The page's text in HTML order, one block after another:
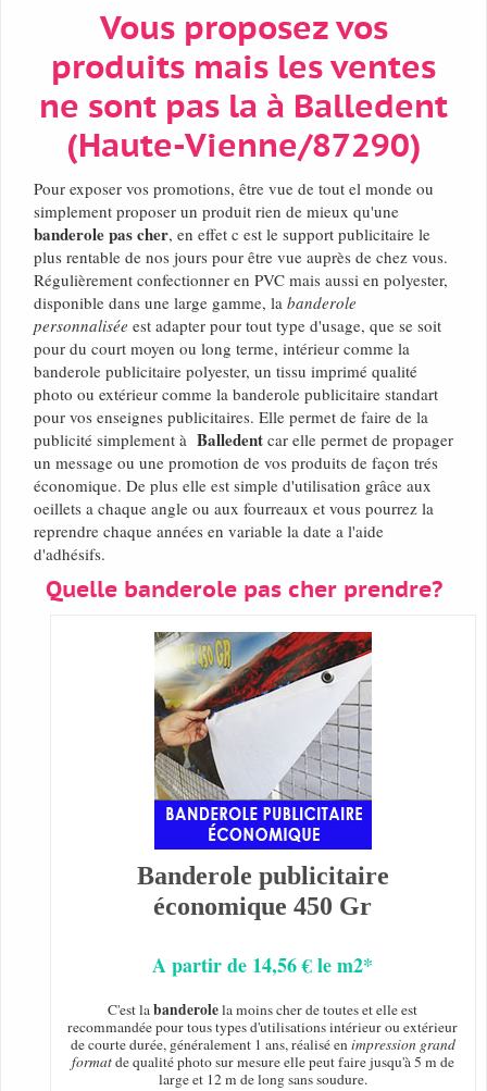
Vous proposez vos
produits mais les ventes
ne sont pas la à Balledent
(Haute-Vienne/87290)
Pour exposer vos promotions, être vue de tout el monde ou
simplement proposer un produit rien de mieux qu'une
banderole pas cher, en effet c est le support publicitaire le
plus rentable de nos jours pour être vue auprès de chez vous.
Régulièrement confectionner en PVC mais aussi en polyester,
disponible dans une large gamme, la banderole
personnalisée est adapter pour tout type d'usage, que se soit
pour du court moyen ou long terme, intérieur comme la
banderole publicitaire polyester, un tissu imprimé qualité
photo ou extérieur comme la banderole publicitaire standart
pour vos enseignes publicitaires. Elle permet de faire de la
publicité simplement à Balledent car elle permet de propager
un message ou une promotion de vos produits de façon trés
économique. De plus elle est simple d'utilisation grâce aux
oeillets a chaque angle ou aux fourreaux et vous pourrez la
reprendre chaque années en variable la date a l'aide
d'adhésifs.
Quelle banderole pas cher prendre?
Banderole publicitaire
économique 450 Gr
A partir de 14,56 € le m2*
C'est labanderolela moins cher de toutes et elle est
recommandée pour tous types d'utilisations intérieur ou extérieur
de courte durée, généralement 1 ans, réalisé enimpression grand
formatde qualité photo sur mesure elle peut faire jusqu'à 5 m de
large et 12 m de long sans soudure.